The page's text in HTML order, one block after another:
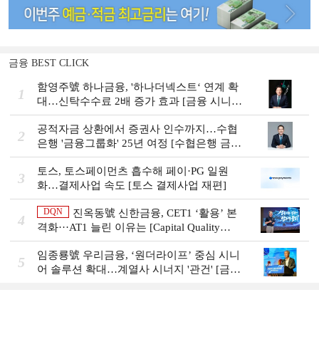
금융 BEST CLICK
1
함영주號 하나금융, '하나더넥스트‘ 연계 확
대…신탁수수료 2배 증가 효과 [금융 시니어
비즈니스 돋보기]
2
공적자금 상환에서 증권사 인수까지…수협
은행 '금융그룹화' 25년 여정 [수협은행 금융
그룹의 꿈①]
3
토스, 토스페이먼츠 흡수해 페이·PG 일원
화…결제사업 속도 [토스 결제사업 재편]
4
DQN
진옥동號 신한금융, CET1 ‘활용’ 본
격화···AT1 늘린 이유는 [Capital Quality
Review]
5
임종룡號 우리금융, ‘원더라이프’ 중심 시니
어 솔루션 확대…계열사 시너지 '관건' [금융